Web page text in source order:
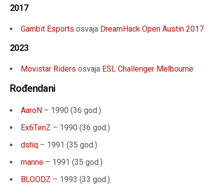
2017
Gambit Esports osvaja DreamHack Open Austin 2017
2023
Movistar Riders osvaja ESL Challenger Melbourne
Rođendani
AaroN – 1990 (36 god.)
Ex6TenZ – 1990 (36 god.)
dshq – 1991 (35 god.)
manne – 1991 (35 god.)
BLOODZ – 1993 (33 god.)